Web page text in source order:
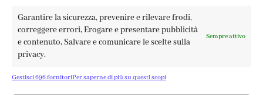
Garantire la sicurezza, prevenire e rilevare frodi,
correggere errori, Erogare e presentare pubblicità
e contenuto, Salvare e comunicare le scelte sulla
privacy.
Sempre attivo
Gestisci 696 fornitoriPer saperne di più su questi scopi